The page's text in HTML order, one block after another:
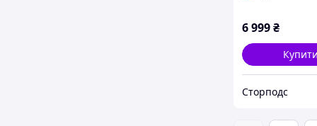
6 999₴
Купити
Сторподс